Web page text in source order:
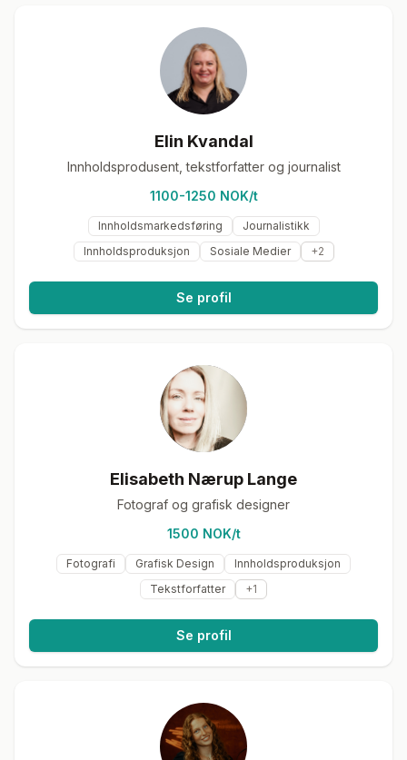
Elin Kvandal
Innholdsprodusent, tekstforfatter og journalist
1100-1250 NOK/t
Innholdsmarkedsføring
Journalistikk
Innholdsproduksjon
Sosiale Medier +2
Se profil
Elisabeth Nærup Lange
Fotograf og grafisk designer
1500 NOK/t
Fotografi Grafisk Design
Innholdsproduksjon
Tekstforfatter
+1
Se profil